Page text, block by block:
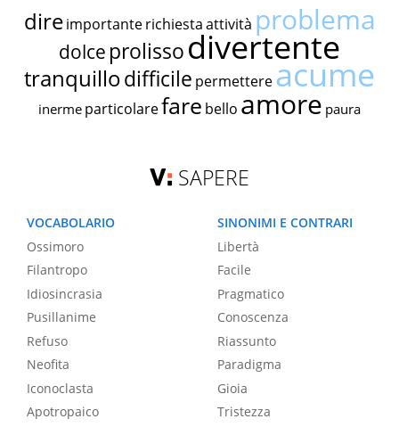
dire importante richiestaattività problema
dolce prolissodivertente
tranquillodifficile permettereacume
inerme particolarefare bello amore paura
SAPERE
VOCABOLARIO
Ossimoro
Filantropo
Idiosincrasia
Pusillanime
Refuso
Neofita
Iconoclasta
Apotropaico
SINONIMI E CONTRARI
Libertà
Facile
Pragmatico
Conoscenza
Riassunto
Paradigma
Gioia
Tristezza